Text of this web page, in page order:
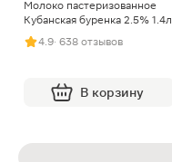
Молоко пастеризованное
Кубанская буренка 2.5% 1.4л
4.9· 638 отзывов
В корзину